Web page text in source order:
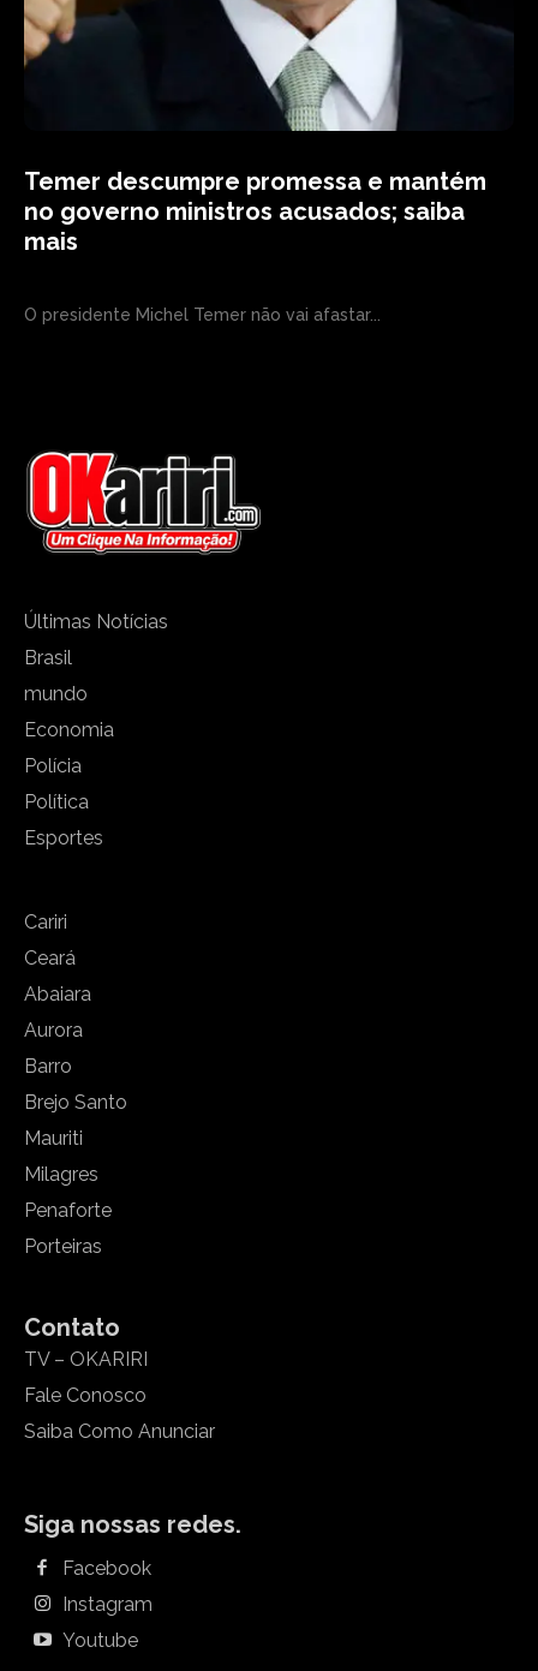
Temer descumpre promessa e mantém
no governo ministros acusados; saiba
mais
O presidente Michel Temer não vai afastar...
Últimas Notícias
Brasil
mundo
Economia
Polícia
Política
Esportes
Cariri
Ceará
Abaiara
Aurora
Barro
Brejo Santo
Mauriti
Milagres
Penaforte
Porteiras
Contato
TV – OKARIRI
Fale Conosco
Saiba Como Anunciar
Siga nossas redes.
Facebook
Instagram
Youtube